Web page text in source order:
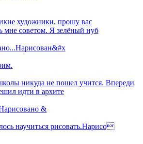
художники, прошу вас
мне советом. Я зелёный нуб
никуда не пошел учится. Впереди
идти в архите
&
научиться рисовать.Нарисо